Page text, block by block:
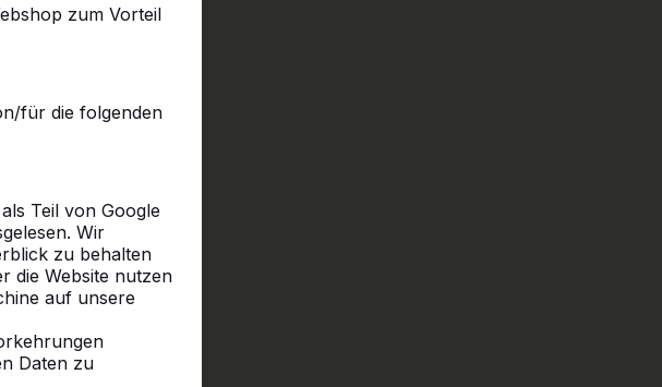
zum Vorteil
für die folgenden
Teil von Google
Wir
zu behalten
die Website nutzen
auf unsere
Daten zu